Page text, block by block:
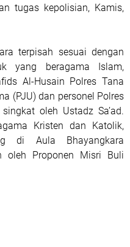
tugas kepolisian, Kamis,
terpisah sesuai dengan
yang beragama Islam,
Al-Husain Polres Tana
(PJU) dan personel Polres
oleh Ustadz Sa’ad.
Kristen dan Katolik,
di Aula Bhayangkara
oleh Proponen Misri Buli